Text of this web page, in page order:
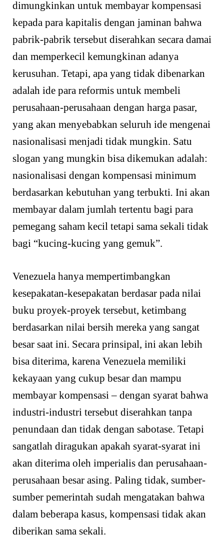
dimungkinkan untuk membayar kompensasi
kepada para kapitalis dengan jaminan bahwa
pabrik-pabrik tersebut diserahkan secara damai
dan memperkecil kemungkinan adanya
kerusuhan. Tetapi, apa yang tidak dibenarkan
adalah ide para reformis untuk membeli
perusahaan-perusahaan dengan harga pasar,
yang akan menyebabkan seluruh ide mengenai
nasionalisasi menjadi tidak mungkin. Satu
slogan yang mungkin bisa dikemukan adalah:
nasionalisasi dengan kompensasi minimum
berdasarkan kebutuhan yang terbukti. Ini akan
membayar dalam jumlah tertentu bagi para
pemegang saham kecil tetapi sama sekali tidak
bagi “kucing-kucing yang gemuk”.
Venezuela hanya mempertimbangkan
kesepakatan-kesepakatan berdasar pada nilai
buku proyek-proyek tersebut, ketimbang
berdasarkan nilai bersih mereka yang sangat
besar saat ini. Secara prinsipal, ini akan lebih
bisa diterima, karena Venezuela memiliki
kekayaan yang cukup besar dan mampu
membayar kompensasi – dengan syarat bahwa
industri-industri tersebut diserahkan tanpa
penundaan dan tidak dengan sabotase. Tetapi
sangatlah diragukan apakah syarat-syarat ini
akan diterima oleh imperialis dan perusahaan-
perusahaan besar asing. Paling tidak, sumber-
sumber pemerintah sudah mengatakan bahwa
dalam beberapa kasus, kompensasi tidak akan
diberikan sama sekali.